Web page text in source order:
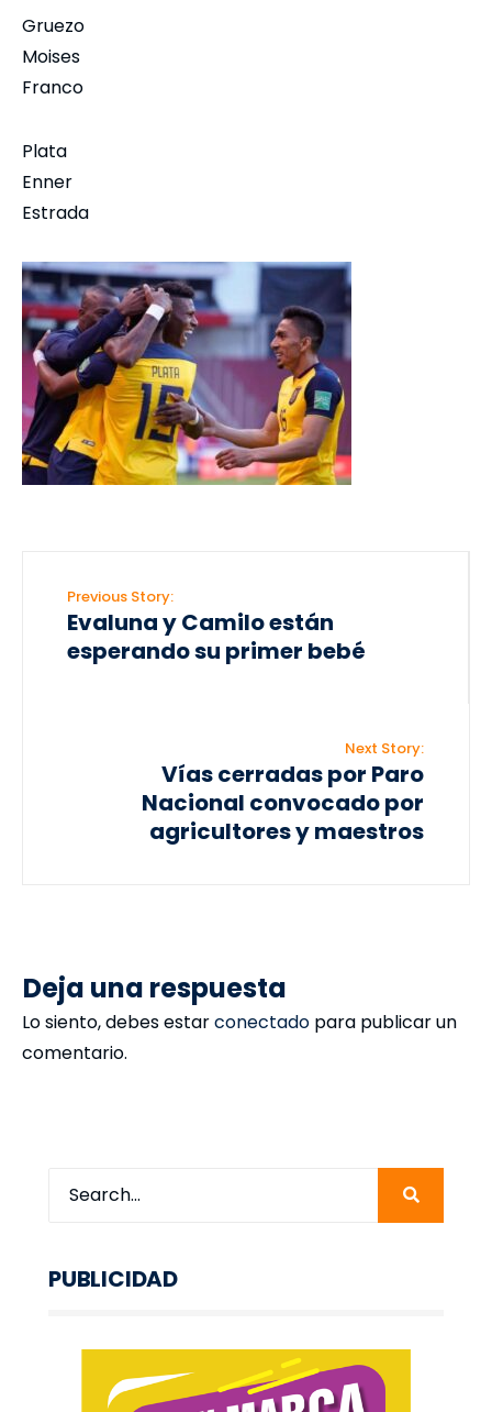
Gruezo
Moises
Franco
Plata
Enner
Estrada
Previous Story:
Evaluna y Camilo están
esperando su primer bebé
Next Story:
Vías cerradas por Paro
Nacional convocado por
agricultores y maestros
Deja una respuesta
Lo siento, debes estarconectado para publicar un
comentario.
PUBLICIDAD